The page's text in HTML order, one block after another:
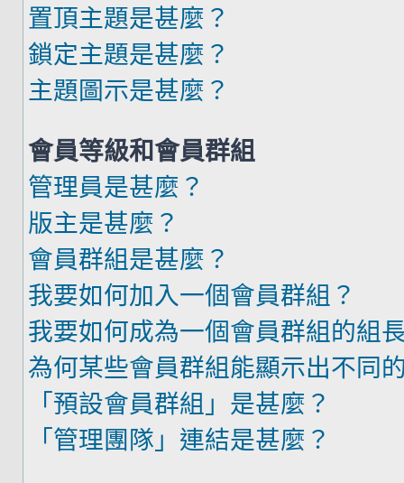
置頂主題是甚麼？
鎖定主題是甚麼？
主題圖示是甚麼？
會員等級和會員群組
管理員是甚麼？
版主是甚麼？
會員群組是甚麼？
我要如何加入一個會員群組？
我要如何成為一個會員群組的組
為何某些會員群組能顯示出不同
「預設會員群組」是甚麼？
「管理團隊」連結是甚麼？